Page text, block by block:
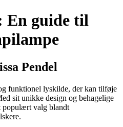
En guide til
Pendel
funktionel lyskilde, der kan tilføje
sit unikke design og behagelige
populært valg blandt